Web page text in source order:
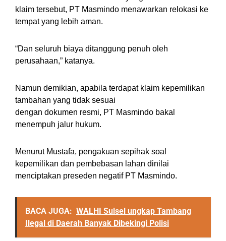
klaim tersebut, PT Masmindo menawarkan relokasi ke
tempat yang lebih aman.
“Dan seluruh biaya ditanggung penuh oleh
perusahaan,” katanya.
Namun demikian, apabila terdapat klaim kepemilikan
tambahan yang tidak sesuai
dengan dokumen resmi, PT Masmindo bakal
menempuh jalur hukum.
Menurut Mustafa, pengakuan sepihak soal
kepemilikan dan pembebasan lahan dinilai
menciptakan preseden negatif PT Masmindo.
BACA JUGA: WALHI Sulsel ungkap Tambang
Ilegal di Daerah Banyak Dibekingi Polisi